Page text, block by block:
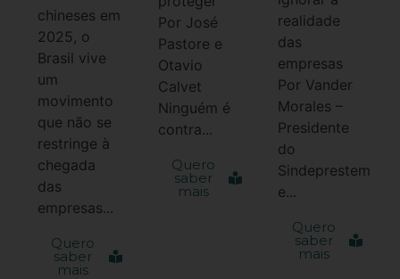
chineses em
2025, o
Brasil vive
um
movimento
que não se
restringe à
chegada
das
empresas...
Quero
saber
mais
Por José
Pastore e
Otavio
Calvet
Ninguém é
contra...
Quero
saber
mais
realidade
das
empresas
Por Vander
Morales –
Presidente
do
Sindeprestem
e...
Quero
saber
mais